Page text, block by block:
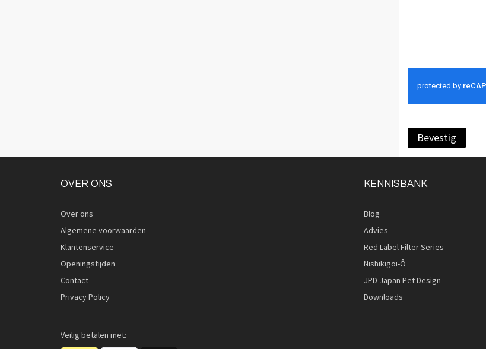
Bevestig
OVER ONS
Over ons
Algemene voorwaarden
Klantenservice
Openingstijden
Contact
Privacy Policy
Veilig betalen met:
KENNISBANK
Blog
Advies
Red Label Filter Series
Nishikigoi-Ô
JPD Japan Pet Design
Downloads